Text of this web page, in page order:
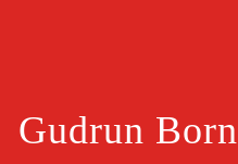
Gudrun Born